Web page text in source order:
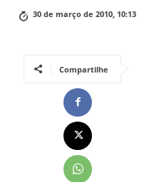
30 de março de 2010, 10:13
Compartilhe